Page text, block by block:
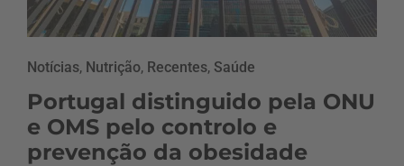
Notícias, Nutrição, Recentes, Saúde
Portugal distinguido pela ONU
e OMS pelo controlo e
prevenção da obesidade